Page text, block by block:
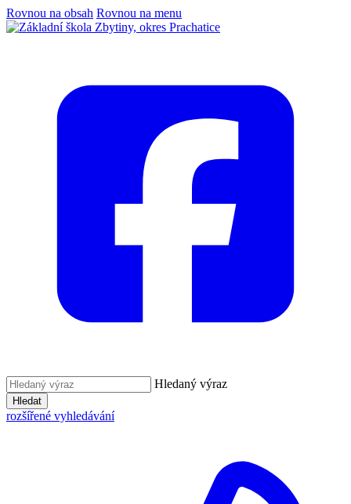
Rovnou na obsah Rovnou na menu
Hledaný výraz
Hledat
rozšířené vyhledávání